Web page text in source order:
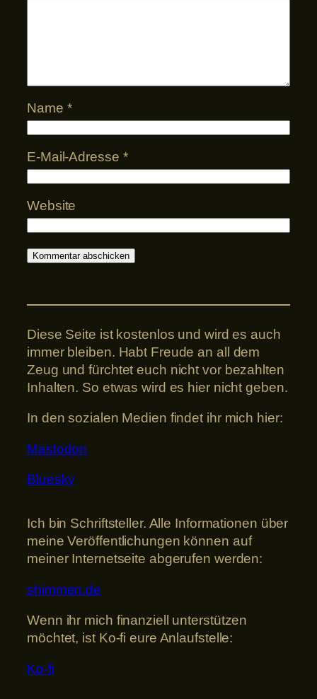
Name *
E-Mail-Adresse *
Website
Diese Seite ist kostenlos und wird es auch
immer bleiben. Habt Freude an all dem
Zeug und fürchtet euch nicht vor bezahlten
Inhalten. So etwas wird es hier nicht geben.
In den sozialen Medien findet ihr mich hier:
Mastodon
Bluesky
Ich bin Schriftsteller. Alle Informationen über
meine Veröffentlichungen können auf
meiner Internetseite abgerufen werden:
shimmen.de
Wenn ihr mich finanziell unterstützen
möchtet, ist Ko-fi eure Anlaufstelle:
Ko-fi